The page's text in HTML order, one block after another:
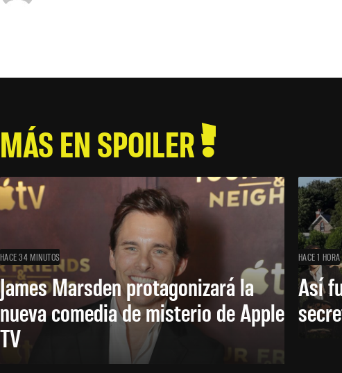
MÁS EN SPOILER
HACE 34 MINUTOS
James Marsden protagonizará la
nueva comedia de misterio de Apple
TV
HACE 1 HORA
Así